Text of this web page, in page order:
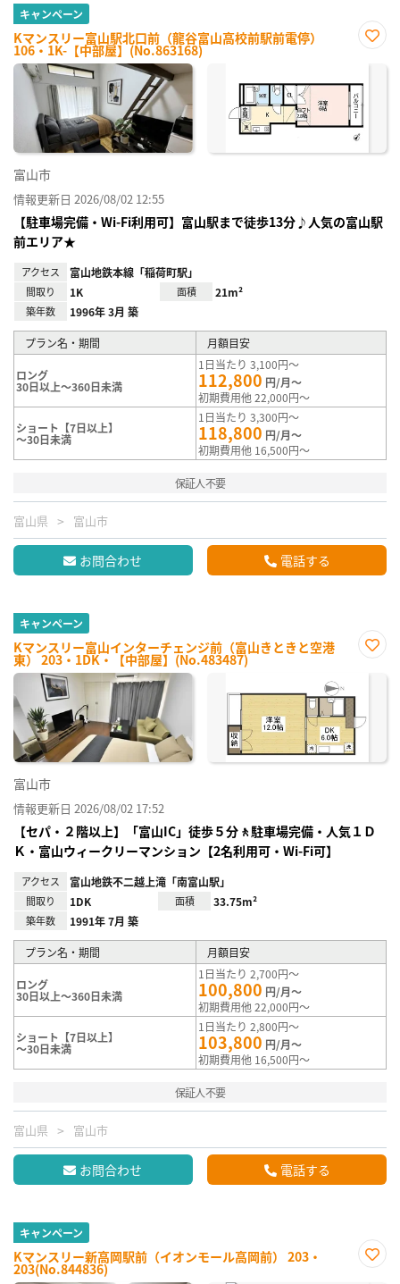
キャンペーン
Kマンスリー富山駅北口前（龍谷富山高校前駅前電停）
106・1K-【中部屋】(No.863168)
に入
り登
富山市
情報更新日 2026/08/02 12:55
【駐車場完備・Wi-Fi利用可】富山駅まで徒歩13分♪人気の富山駅
前エリア★
アクセス 富山地鉄本線「稲荷町駅」
間取り 1K 面積 21m²
築年数 1996年 3月 築
プラン名・期間 月額目安
ロング
30日以上～360日未満
1日当たり 3,100円～
112,800 円/月～
初期費用他 22,000円～
ショート【7日以上】
～30日未満
1日当たり 3,300円～
118,800 円/月～
初期費用他 16,500円～
保証人不要
富山県 富山市
お問合わせ 電話する
キャンペーン
Kマンスリー富山インターチェンジ前（富山きときと空港
東） 203・1DK・【中部屋】(No.483487)
に入
富山市
情報更新日 2026/08/02 17:52
【セパ・２階以上】「富山IC」徒歩５分🚶駐車場完備・人気１Ｄ
Ｋ・富山ウィークリーマンション【2名利用可・Wi-Fi可】
アクセス 富山地鉄不二越上滝「南富山駅」
間取り 1DK 面積 33.75m²
築年数 1991年 7月 築
プラン名・期間 月額目安
ロング
30日以上～360日未満
1日当たり 2,700円～
100,800 円/月～
初期費用他 22,000円～
ショート【7日以上】
～30日未満
1日当たり 2,800円～
103,800 円/月～
初期費用他 16,500円～
保証人不要
富山県 富山市
お問合わせ 電話する
キャンペーン
Kマンスリー新高岡駅前（イオンモール高岡前） 203・
203(No.844836)